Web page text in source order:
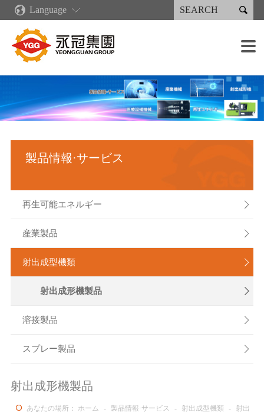
 Language
企業概要
永冠集団の沿革
組織案内
重要な子会社
ニュース
企業文化
グリーンキャスティングサプライチェーン
デジタル化発展計画
リーン生産
作業環境
再生可能エネルギー
射出成型機類
溶接製品
永続報告書
人権政策
財務情報
株主サービス
企業説明会
各職種の募集概要
報酬と福利厚生
鋳造設備
溶接設備
塗装設備
検出装置

製品情報·サービス
再生可能エネルギー 
産業製品 
射出成型機類 

射出成形機製品
溶接製品 
スプレー製品 
射出成形機製品
あなたの場所： ホーム - 製品情報·サービス - 射出成型機類 -
射出